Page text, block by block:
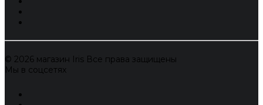
© 2026 магазин Iris Все права защищены
Мы в соцсетях